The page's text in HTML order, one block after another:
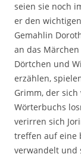
seien sie noch
er den
Gemahlin
an das Märchen
Dörtchen und
erzählen,
Grimm, der
Wörterbuchs
verirren sich
treffen auf eine
verwandelt und